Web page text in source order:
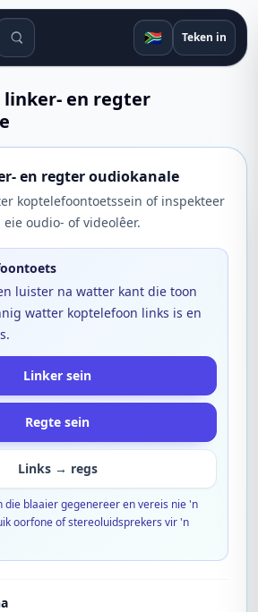
gereedskap 🇿🇦 Teken in
linker- en regter
en regter oudiokanale
koptelefoontoetssein of inspekteer
oudio- of videolêer.
luister na watter kant die toon
watter koptelefoon links is en
Linker sein
Regte sein
Links → regs
die blaaier gegenereer en vereis nie 'n
oorfone of stereoluidsprekers vir 'n